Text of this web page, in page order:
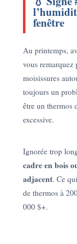
fenêtre
Au printemps,
vous remarquez
moisissures
toujours un
être un thermos
excessive.
Ignorée trop
cadre en bois
adjacent. Ce
de thermos à
000 $+.